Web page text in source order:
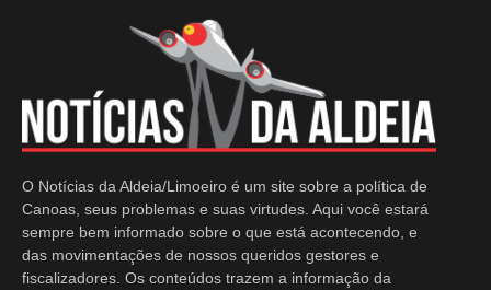
O Notícias da Aldeia/Limoeiro é um site sobre a política de
Canoas, seus problemas e suas virtudes. Aqui você estará
sempre bem informado sobre o que está acontecendo, e
das movimentações de nossos queridos gestores e
fiscalizadores. Os conteúdos trazem a informação da